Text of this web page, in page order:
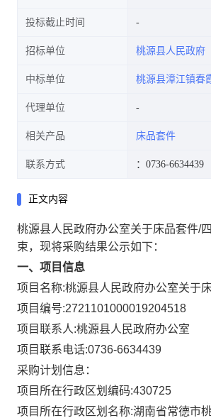
投标截止时间
招标单位 桃源县人民政府
中标单位 桃源县漳江镇春
代理单位
相关产品 床品套件
联系方式 ：0736-6634439
正文内容
桃源县人民政府办公室关于床品套件/
束，现将采购结果公示如下：
一、项目信息
项目名称:桃源县人民政府办公室关于
项目编号:2721101000019204518
项目联系人:桃源县人民政府办公室
项目联系电话:0736-6634439
采购计划信息：
项目所在行政区划编码:430725
项目所在行政区划名称:湖南省常德市